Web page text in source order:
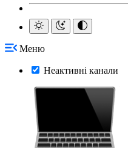
Меню
Неактивні канали